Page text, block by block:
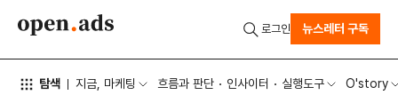
탐색 지금, 마케팅 흐름과 판단 인사이터 실행도구 O'story
로그인 뉴스레터 구독